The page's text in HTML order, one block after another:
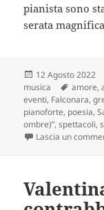
pianista sono
serata
Scritto
il
12 Agosto 2022
musica
Tag
amore,
eventi, Falconara,
pianoforte, poesia,
ombre)”,spettacoli,
Lascia un